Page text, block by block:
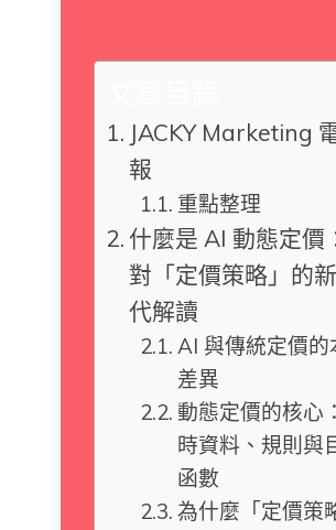
JACKY Marketing
報
重點整理
什麼是 AI 動態定價
對「定價策略」的
代解讀
AI 與傳統定價的
差異
動態定價的核心
時資料、規則與
函數
為什麼「定價策